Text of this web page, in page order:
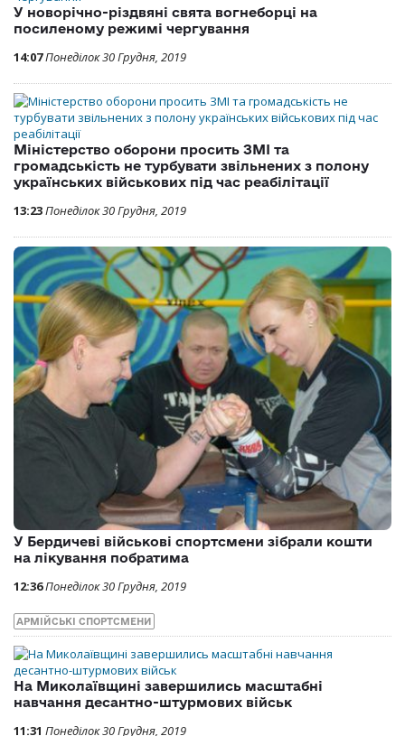
У новорічно-різдвяні свята вогнеборці на
посиленому режимі чергування
14:07Понеділок 30 Грудня, 2019
Міністерство оборони просить ЗМІ та
громадськість не турбувати звільнених з полону
українських військових під час реабілітації
13:23Понеділок 30 Грудня, 2019
У Бердичеві військові спортсмени зібрали кошти
на лікування побратима
12:36Понеділок 30 Грудня, 2019
АРМІЙСЬКІ СПОРТСМЕНИ
На Миколаївщині завершились масштабні
навчання десантно-штурмових військ
11:31 Понеділок 30 Грудня, 2019